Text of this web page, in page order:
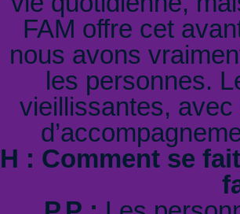
FAM offre cet
nous avons
les personnes.
vieillissantes,
H : Comment se